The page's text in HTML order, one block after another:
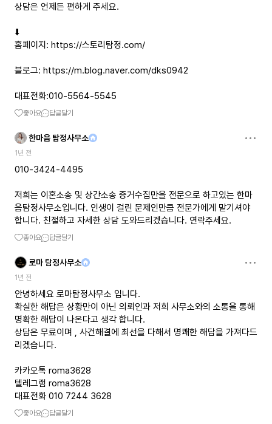
상담은 언제든 편하게 주세요.
⬇️
홈페이지: https://스토리탐정.com/
블로그: https://m.blog.naver.com/dks0942
대표전화:010-5564-5545
좋아요 답글달기
한마음 탐정사무소
1년 전
010-3424-4495
저희는 이혼소송 및 상간소송 증거수집만을 전문으로 하고있는 한마
음탐정사무소입니다. 인생이 걸린 문제인만큼 전문가에게 맡기셔야
합니다. 친절하고 자세한 상담 도와드리겠습니다. 연락주세요.
좋아요 답글달기
로마 탐정사무소
1년 전
안녕하세요 로마탐정사무소 입니다.
확실한 해답은 상황만이 아닌 의뢰인과 저희 사무소와의 소통을 통해
명확한 해답이 나온다고 생각 합니다.
상담은 무료이며 , 사건해결에 최선을 다해서 명쾌한 해답을 가져다드
리겠습니다.
카카오톡 roma3628
텔레그램 roma3628
대표전화 010 7244 3628
좋아요 답글달기